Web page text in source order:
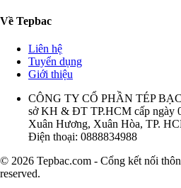
Về Tepbac
Liên hệ
Tuyển dụng
Giới thiệu
CÔNG TY CỔ PHẦN TÉP
sở KH & ĐT TP.HCM cấp ngày
Xuân Hương, Xuân Hòa, TP.
Điện thoại: 0888834988
© 2026 Tepbac.com - Cổng kết nối
reserved.